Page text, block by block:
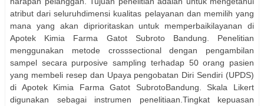
atribut dari seluruhdimensi kualitas pelayanan dan memilih yang
mana yang akan diprioritaskan untuk memperbaikilayanan di
Apotek Kimia Farma Gatot Subroto Bandung. Penelitian
menggunakan metode crosssectional dengan pengambilan
sampel secara purposive sampling terhadap 50 orang pasien
yang membeli resep dan Upaya pengobatan Diri Sendiri (UPDS)
di Apotek Kimia Farma Gatot SubrotoBandung. Skala Likert
digunakan sebagai instrumen penelitiaan.Tingkat kepuasan